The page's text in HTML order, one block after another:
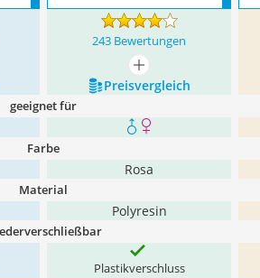
243 Bewertungen
mehr anzeigen
Preis­vergleich
geeignet für
Farbe
Rosa
Material
Polyresin
Plastikverschluss